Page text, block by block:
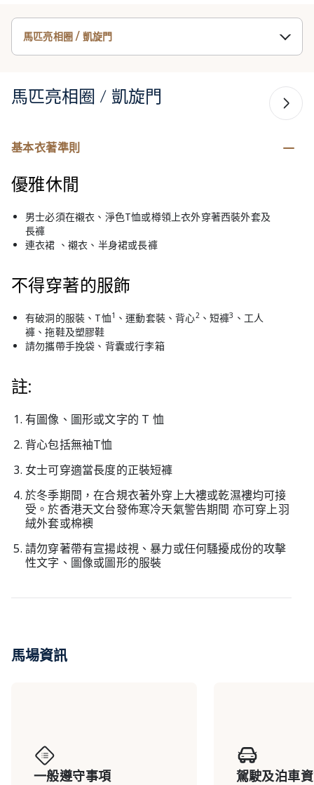
馬匹亮相圈 / 凱旋門
馬匹亮相圈 / 凱旋門
基本衣著準則
優雅休閒
男士必須在襯衣、淨色T恤或樽領上衣外穿著西裝外套及
長褲
連衣裙 、襯衣、半身裙或長褲
不得穿著的服飾
有破洞的服裝、T恤1 、運動套裝、背心2、短褲3 、工人
褲、拖鞋及塑膠鞋
請勿攜帶手挽袋、背囊或行李箱
註:
有圖像、圖形或文字的 T 恤
背心包括無袖T恤
女士可穿適當長度的正裝短褲
於冬季期間，在合規衣著外穿上大褸或乾濕褸均可接
受。於香港天文台發佈寒冷天氣警告期間 亦可穿上羽
絨外套或棉襖
請勿穿著帶有宣揚歧視、暴力或任何騷擾成份的攻擊
性文字、圖像或圖形的服裝
馬場資訊
一般遵守事項 駕駛及泊車